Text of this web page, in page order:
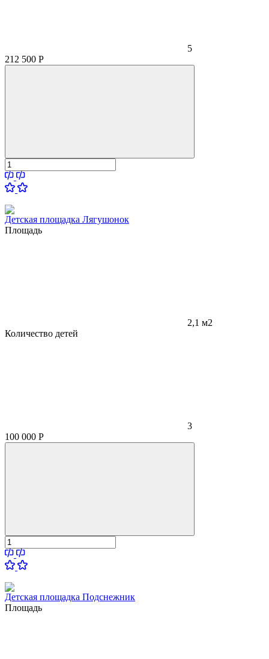
5
212 500 Р
Детская площадка Лягушонок
Площадь
2,1 м2
Количество детей
3
100 000 Р
Детская площадка Подснежник
Площадь